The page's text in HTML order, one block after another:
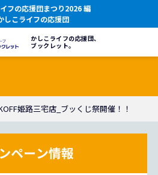
フの応援団まつり2026 編
しこライフの応援団
かしこライフの応援団、
ブックレット。
姫路三宅店_ブッくじ祭開催！！